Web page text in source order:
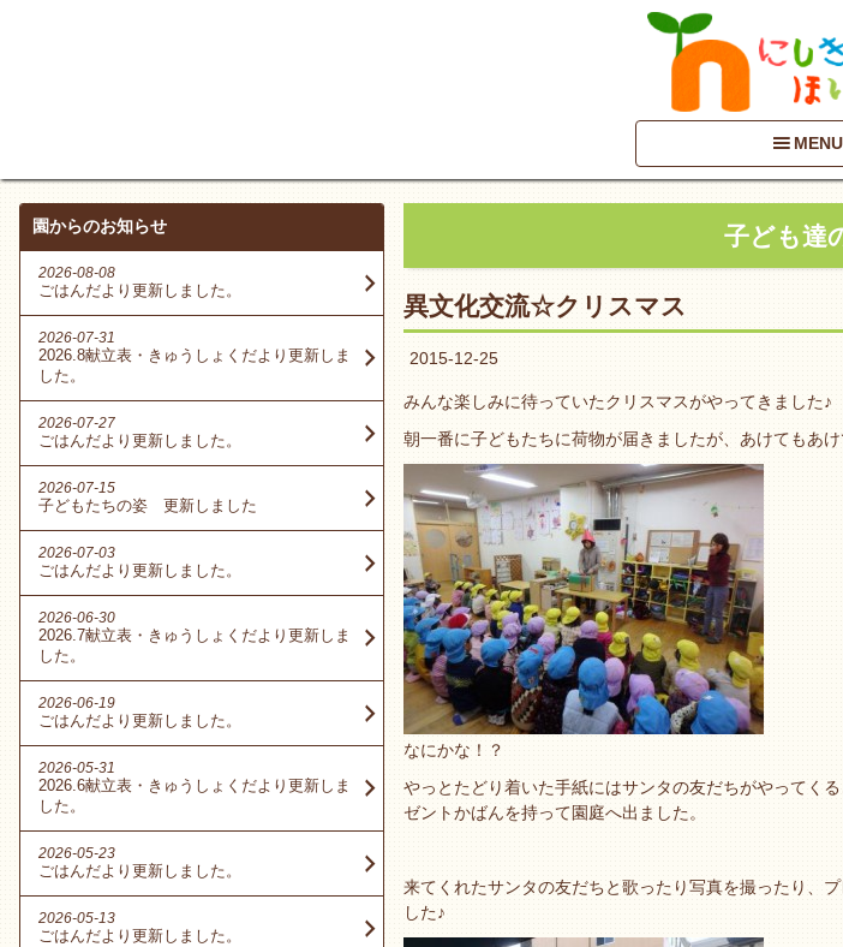
MENU
子ども達
異文化交流☆クリスマス
2015-12-25
みんな楽しみに待っていたクリスマスがやってきました♪
朝一番に子どもたちに荷物が届きましたが、あけてもあ
なにかな！？
やっとたどり着いた手紙にはサンタの友だちがやってく
ゼントかばんを持って園庭へ出ました。
来てくれたサンタの友だちと歌ったり写真を撮ったり、
した♪
園からのお知らせ
2026-08-08
ごはんだより更新しました。
2026-07-31
2026.8献立表・きゅうしょくだより更新しま
した。
2026-07-27
ごはんだより更新しました。
2026-07-15
子どもたちの姿 更新しました
2026-07-03
ごはんだより更新しました。
2026-06-30
2026.7献立表・きゅうしょくだより更新しま
した。
2026-06-19
ごはんだより更新しました。
2026-05-31
2026.6献立表・きゅうしょくだより更新しま
した。
2026-05-23
ごはんだより更新しました。
2026-05-13
ごはんだより更新しました。